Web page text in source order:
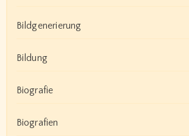
Bildgenerierung
Bildung
Biografie
Biografien